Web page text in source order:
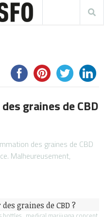
graines de CBD
des graines de CBD
Malheureusement,